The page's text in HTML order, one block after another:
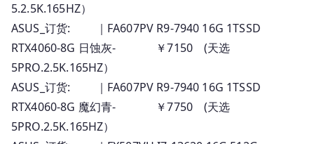
5.2.5K.165HZ）
ASUS_订货: ｜FA607PV R9-7940 16G 1TSSD
RTX4060-8G 日蚀灰- ￥7150 (天选
5PRO.2.5K.165HZ）
ASUS_订货: ｜FA607PV R9-7940 16G 1TSSD
RTX4060-8G 魔幻青- ￥7750 (天选
5PRO.2.5K.165HZ）